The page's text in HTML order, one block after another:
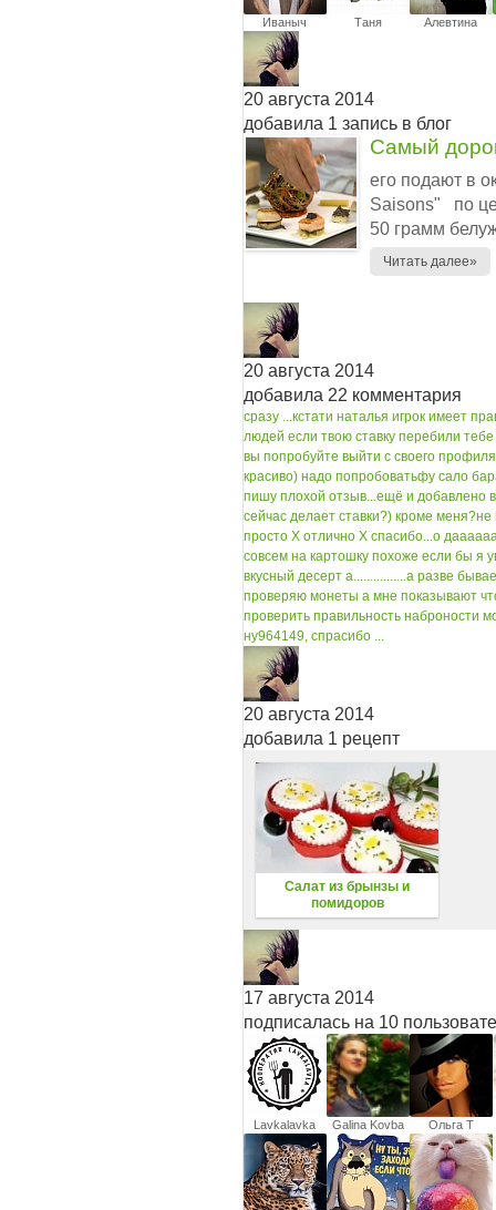
Иваныч
Таня
Алевтина
20 августа 2014
добавила 1 запись в блог
Самый
его подают в
Saisons" по
50 грамм
Читать далее»
20 августа 2014
добавила 22 комментария
сразу ...кстати наталья игрок имеет
людей если твою ставку перебили
вы попробуйте выйти с своего
красиво) надо попробоватьфу сало
пишу плохой отзыв...ещё и добавлено
сейчас делает ставки?) кроме меня?не
просто X отлично X спасибо...о
совсем на картошку похоже если бы я
вкусный десерт а................а разве
проверяю монеты а мне показывают
проверить правильность наброности
ну964149, спрасибо ...
20 августа 2014
добавила 1 рецепт
Салат из брынзы и
помидоров
17 августа 2014
подписалась на 10
Lavkalavka Galina Kovba Ольга Т